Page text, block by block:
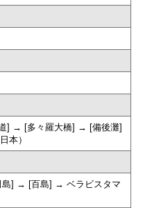
] → [多々羅大橋] → [備後灘]
本）
] → [百島] → ベラビスタマ